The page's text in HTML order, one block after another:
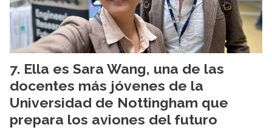
Ella es Sara Wang, una de las
docentes más jóvenes de la
Universidad de Nottingham que
prepara los aviones del futuro